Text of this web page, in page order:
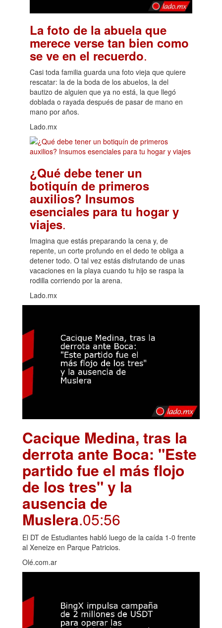
La foto de la abuela que
merece verse tan bien como
se ve en el recuerdo.
Casi toda familia guarda una foto vieja que quiere
rescatar: la de la boda de los abuelos, la del
bautizo de alguien que ya no está, la que llegó
doblada o rayada después de pasar de mano en
mano por años.
Lado.mx
¿Qué debe tener un
botiquín de primeros
auxilios? Insumos
esenciales para tu hogar y
viajes.
Imagina que estás preparando la cena y, de
repente, un corte profundo en el dedo te obliga a
detener todo. O tal vez estás disfrutando de unas
vacaciones en la playa cuando tu hijo se raspa la
rodilla corriendo por la arena.
Lado.mx
Cacique Medina, tras la
derrota ante Boca: "Este
partido fue el más flojo
de los tres" y la
ausencia de
Muslera.05:56
El DT de Estudiantes habló luego de la caída 1-0 frente
al Xeneize en Parque Patricios.
Olé.com.ar